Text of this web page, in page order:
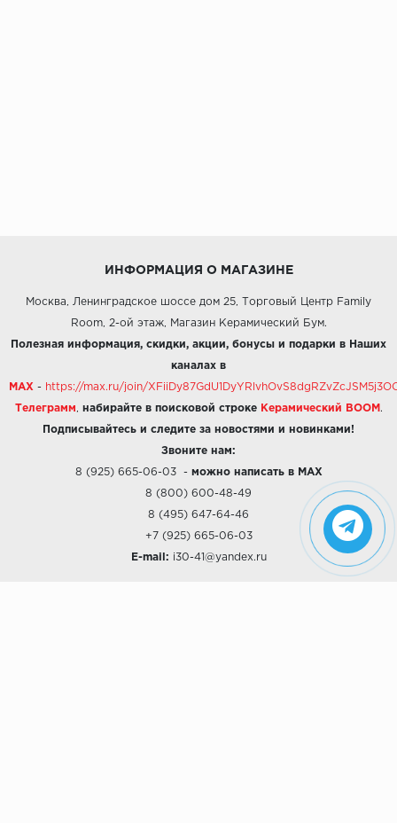
ИНФОРМАЦИЯ О МАГАЗИНЕ
Москва, Ленинградское шоссе дом 25, Торговый Центр Family
Room, 2-ой этаж, Магазин Керамический Бум.
Полезная информация, скидки, акции, бонусы и подарки в Наших
каналах в
MAX - https://max.ru/join/
Телеграмм набирайте в поисковой строке Керамический BOOM .
Подписывайтесь и следите за новостями и новинками!
Звоните нам:
8 (925) 665-06-03- можно написать в MAX
8 (800) 600-48-49
8 (495) 647-64-46
+7 (925) 665-06-03
E-mail: i30-41@yandex.ru